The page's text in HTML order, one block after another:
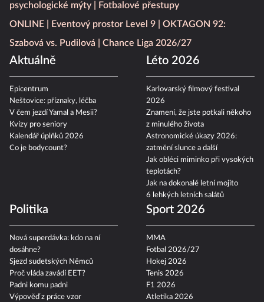
psychologické mýty
Fotbalové přestupy
ONLINE
Eventový prostor Level 9
OKTAGON 92:
Szabová vs. Pudilová
Chance Liga 2026/27
Aktuálně
Epicentrum
Neštovice: příznaky, léčba
V čem jezdí Yamal a Mesii?
Kvízy pro seniory
Kalendář úplňků 2026
Co je bodycount?
Léto 2026
Karlovarský filmový festival
2026
Znamení, že jste potkali někoho
z minulého života
Astronomické úkazy 2026:
zatmění slunce a další
Jak obléci miminko při vysokých
teplotách?
Jak na dokonalé letní mojito
6 lehkých letních salátů
Politika
Nová superdávka: kdo na ní
dosáhne?
Sjezd sudetských Němců
Proč vláda zavádí EET?
Padni komu padni
Výpověď z práce vzor
Sport 2026
MMA
Fotbal 2026/27
Hokej 2026
Tenis 2026
F1 2026
Atletika 2026